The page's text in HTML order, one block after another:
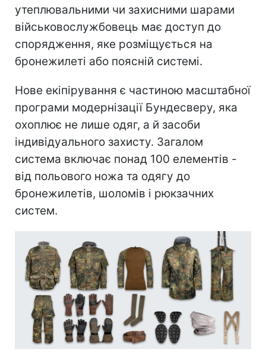
утеплювальними чи захисними шарами
військовослужбовець має доступ до
спорядження, яке розміщується на
бронежилеті або поясній системі.
Нове екіпірування є частиною масштабної
програми модернізації Бундесверу, яка
охоплює не лише одяг, а й засоби
індивідуального захисту. Загалом
система включає понад 100 елементів -
від польового ножа та одягу до
бронежилетів, шоломів і рюкзачних
систем.